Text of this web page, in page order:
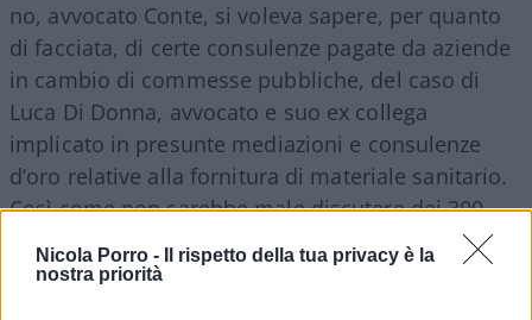
Nicola Porro -
Il rispetto della tua privacy è la
nostra priorità
no, avvocato Conte, si voleva sapere, per quanto
di facciata, di certe consulenze pagate da aziende
in cambio di commesse pubbliche, del caso di
Luca Di Donna, avvocato e suo ex collega
implicato in presunte mediazioni e consulenze
d’oro relative alla fornitura di materiale sanitario.
Così come non sarebbe male discutere dei 300
miliardi bruciati dal tuo governo, 120 solo per
l’assurdo superbonus, e poi i 100 milioni di euro